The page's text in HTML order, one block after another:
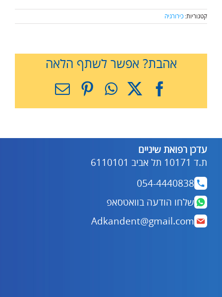
קטגוריות: כירורגיה
אהבת? אפשר לשתף הלאה
Facebook
X
WhatsApp
Pinterest
כתובת
עדכן רפואת שיניים
ת.ד 10171 תל אביב 6110101
054-4440838
שלחו הודעה בוואטסאפ
Adkandent@gmail.com